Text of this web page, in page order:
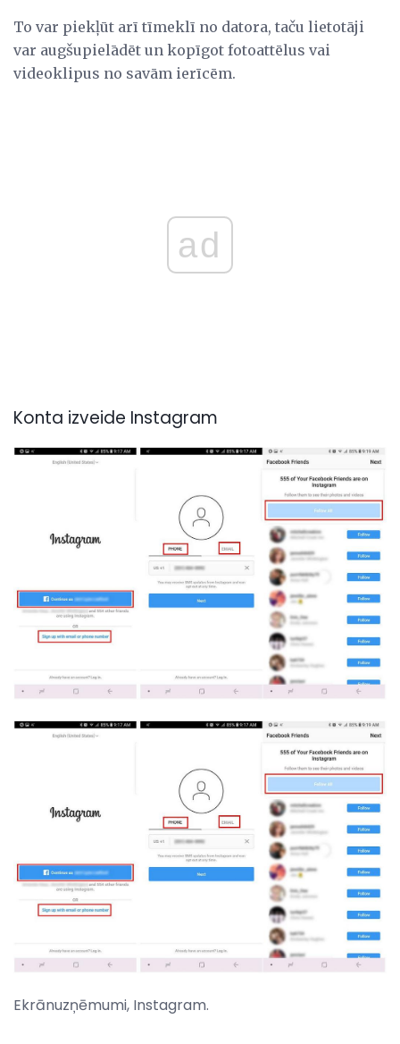
To var piekļūt arī tīmeklī no datora, taču lietotāji
var augšupielādēt un kopīgot fotoattēlus vai
videoklipus no savām ierīcēm.
ad
Konta izveide Instagram
Ekrānuzņēmumi, Instagram.